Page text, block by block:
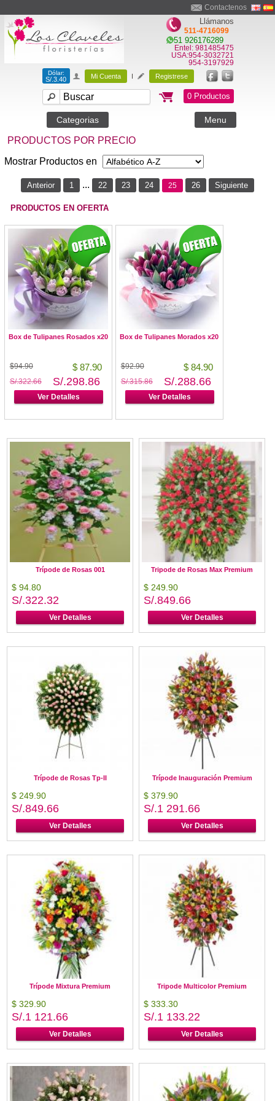
PRODUCTOS POR PRECIO
Mostrar Productos en
Anterior 1 ... 22 23 24 25 26 Siguiente
PRODUCTOS EN OFERTA
Box de Tulipanes Rosados x20
$94.90 $ 87.90
S/.322.66 S/.298.86
Ver Detalles
Box de Tulipanes Morados x20
$92.90 $ 84.90
S/.315.86 S/.288.66
Ver Detalles
Trípode de Rosas 001
$ 94.80
S/.322.32
Ver Detalles
Tripode de Rosas Max Premium
$ 249.90
S/.849.66
Ver Detalles
Trípode de Rosas Tp-II
$ 249.90
S/.849.66
Ver Detalles
Trípode Inauguración Premium
$ 379.90
S/.1 291.66
Ver Detalles
Trípode Mixtura Premium
$ 329.90
S/.1 121.66
Ver Detalles
Tripode Multicolor Premium
$ 333.30
S/.1 133.22
Ver Detalles
Contactenos
Llámanos
511-4716099
51 926176289
Entel: 981485475
USA:954-3032721
954-3197929
Dólar:
S/.3.40 Mi Cuenta I Registrese
0 Productos
Categorias Menu